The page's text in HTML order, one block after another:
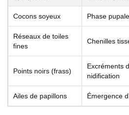
Cocons soyeux Phase
Réseaux de toiles
fines
Chenilles
Points noirs (frass)
Excréments
nidification
Ailes de papillons Émergence